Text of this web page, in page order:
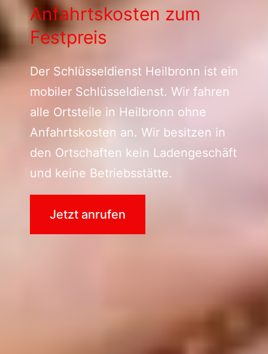
Anfahrtskosten zum
Festpreis
Der Schlüsseldienst Heilbronn ist ein
mobiler Schlüsseldienst. Wir fahren
alle Ortsteile in Heilbronn ohne
Anfahrtskosten an. Wir besitzen in
den Ortschaften kein Ladengeschäft
und keine Betriebsstätte.
Jetzt anrufen